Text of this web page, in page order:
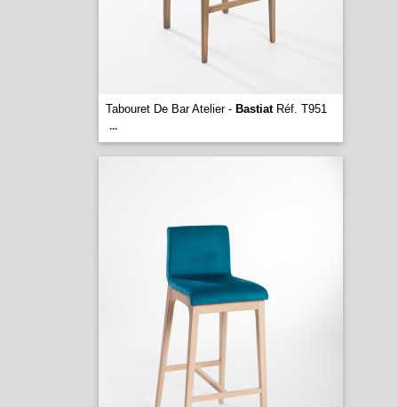
Tabouret De Bar Atelier - BastiatRéf. T951
...